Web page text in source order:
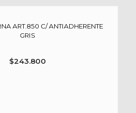
ART.850 C/ ANTIADHERENTE
GRIS
$243.800